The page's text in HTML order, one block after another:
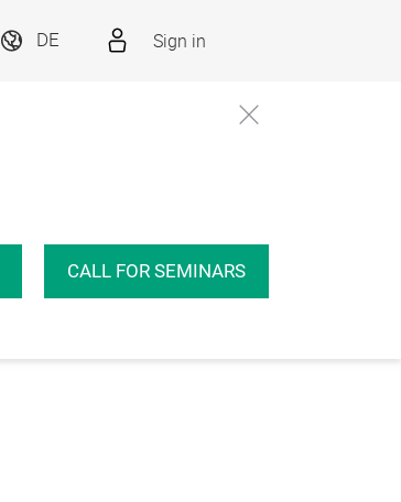
DE Sign in
CALL FOR SEMINARS